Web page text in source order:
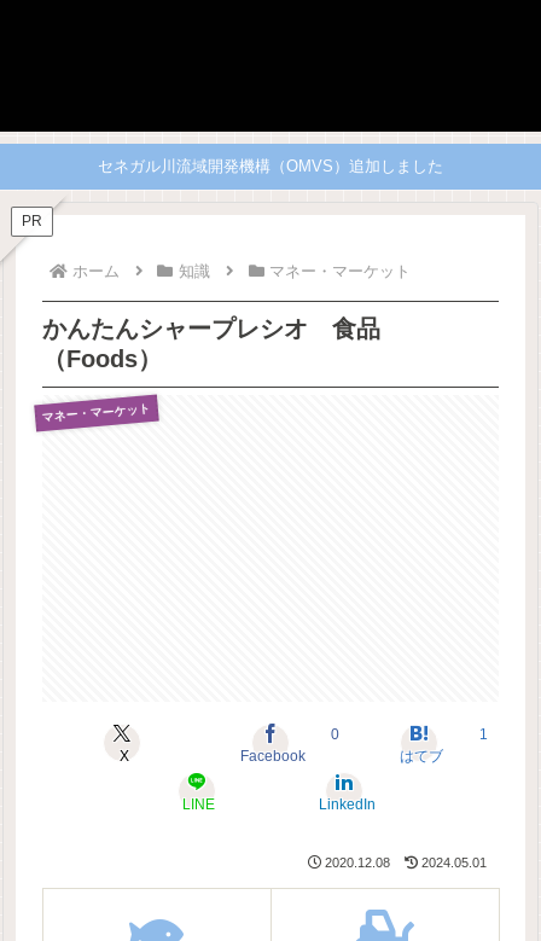
セネガル川流域開発機構（OMVS）追加しました
PR
ホーム 知識 マネー・マーケット
かんたんシャープレシオ 食品
（Foods）
マネー・マーケット
X Facebook
0
はてブ
1
LINE LinkedIn
2020.12.08 2024.05.01